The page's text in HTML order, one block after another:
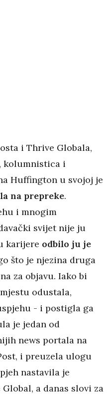
i Thrive Globala,
kolumnistica i
Huffington u svojoj je
na prepreke.
i mnogim
svijet nije ju
karijere odbilo ju je
što je njezina druga
za objavu. Iako bi
odustala,
- i postigla ga
je jedan od
news portala na
i preuzela ulogu
nastavila je
a danas slovi za